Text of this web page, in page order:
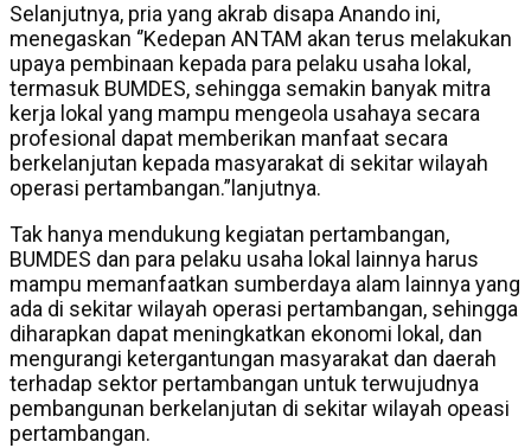
Selanjutnya, pria yang akrab disapa Anando ini,
menegaskan ‘’Kedepan ANTAM akan terus melakukan
upaya pembinaan kepada para pelaku usaha lokal,
termasuk BUMDES, sehingga semakin banyak mitra
kerja lokal yang mampu mengeola usahaya secara
profesional dapat memberikan manfaat secara
berkelanjutan kepada masyarakat di sekitar wilayah
operasi pertambangan.”lanjutnya.
Tak hanya mendukung kegiatan pertambangan,
BUMDES dan para pelaku usaha lokal lainnya harus
mampu memanfaatkan sumberdaya alam lainnya yang
ada di sekitar wilayah operasi pertambangan, sehingga
diharapkan dapat meningkatkan ekonomi lokal, dan
mengurangi ketergantungan masyarakat dan daerah
terhadap sektor pertambangan untuk terwujudnya
pembangunan berkelanjutan di sekitar wilayah opeasi
pertambangan.